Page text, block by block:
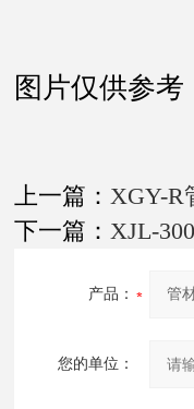
图片仅供参考
上一篇： XGY-R
下一篇： XJL-
产品：
您的单位：